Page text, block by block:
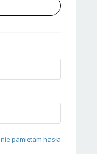
nie pamiętam hasła